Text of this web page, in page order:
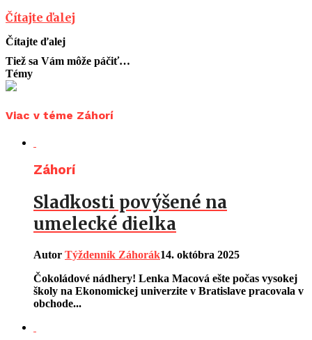
Čítajte ďalej
Čítajte ďalej
Tiež sa Vám môže páčiť…
Témy
Viac v téme Záhorí
Záhorí
Sladkosti povýšené na
umelecké dielka
Autor Týždenník Záhorák14. októbra 2025
Čokoládové nádhery! Lenka Macová ešte počas vysokej
školy na Ekonomickej univerzite v Bratislave pracovala v
obchode...